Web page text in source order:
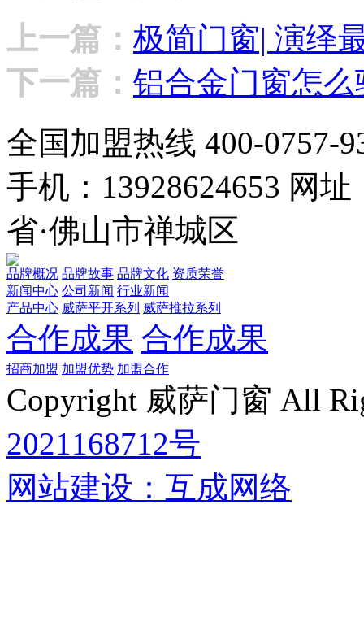
上一篇： 极简门窗| 演绎
下一篇： 铝合金门窗怎么
全国加盟热线 400-0757-
手机：13928624653 网址
省·佛山市禅城区
品牌概况 品牌故事 品牌文化 资质荣誉
新闻中心 公司新闻 行业新闻
产品中心 威萨平开系列 威萨推拉系列
合作成果 合作成果
招商加盟 加盟优势 加盟合作
Copyright 威萨门窗 All
2021168712号
网站建设：互成网络